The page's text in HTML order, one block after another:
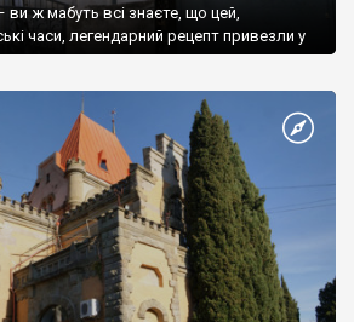
ви ж мабуть всі знаєте, що цей,
часи, легендарний рецепт привезли у